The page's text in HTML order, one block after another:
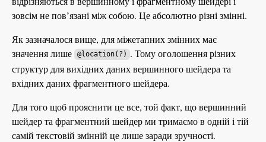
зовсім не пов’язані між собою. Це абсолютно різні змінні.
Як зазначалося вище, для міжетапних змінних має
значення лише
@location(?) . Тому оголошення різних
структур для вихідних даних вершинного шейдера та
вхідних даних фрагментного шейдера.
Для того щоб прояснити це все, той факт, що вершинний
шейдер та фрагментний шейдер ми тримаємо в одній і тій
самій текстовій змінній це лише заради зручності.